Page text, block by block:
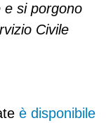
e si porgono
Civile
è disponibile